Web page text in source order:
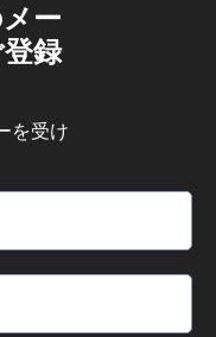
ー
録
を受け